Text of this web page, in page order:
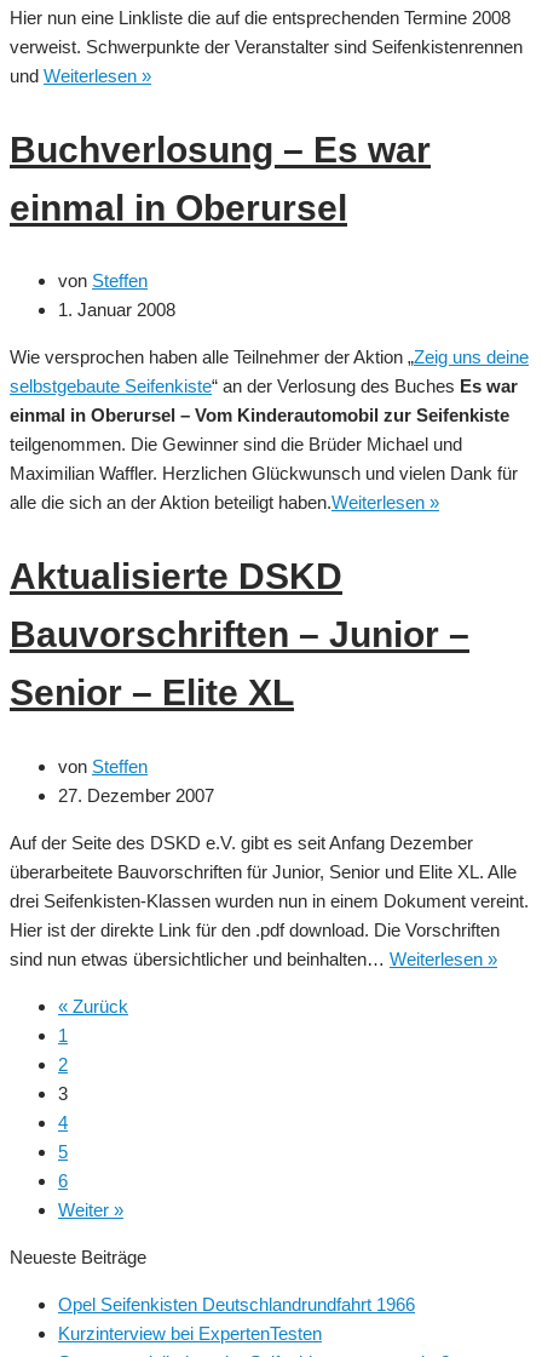
Hier nun eine Linkliste die auf die entsprechenden Termine 2008
verweist. Schwerpunkte der Veranstalter sind Seifenkistenrennen
und Weiterlesen »Seifenkistenrennen
Termine
2008
Buchverlosung – Es war
einmal in Oberursel
von Steffen
1. Januar 2008
Wie versprochen haben alle Teilnehmer der Aktion „Zeig uns deine
selbstgebaute Seifenkiste“ an der Verlosung des Buches Es war
einmal in Oberursel – Vom Kinderautomobil zur Seifenkiste
teilgenommen. Die Gewinner sind die Brüder Michael und
Maximilian Waffler. Herzlichen Glückwunsch und vielen Dank für
alle die sich an der Aktion beteiligt haben.Weiterlesen »
in
Aktualisierte DSKD
Bauvorschriften – Junior –
Senior – Elite XL
von Steffen
27. Dezember 2007
Auf der Seite des DSKD e.V. gibt es seit Anfang Dezember
überarbeitete Bauvorschriften für Junior, Senior und Elite XL. Alle
drei Seifenkisten-Klassen wurden nun in einem Dokument vereint.
Hier ist der direkte Link für den .pdf download. Die Vorschriften
sind nun etwas übersichtlicher und beinhalten… Weiterlesen »
« Zurück
1
2
3
4
5
6
Weiter »
Neueste Beiträge
Opel Seifenkisten Deutschlandrundfahrt 1966
Kurzinterview bei ExpertenTesten